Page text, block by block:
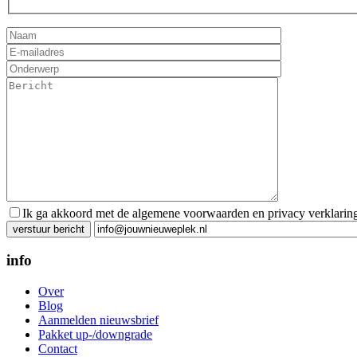
Ik ga akkoord met de algemene voorwaarden en privacy
Gelieve dit veld leeg te laten.
info
Over
Blog
Aanmelden nieuwsbrief
Pakket up-/downgrade
Contact